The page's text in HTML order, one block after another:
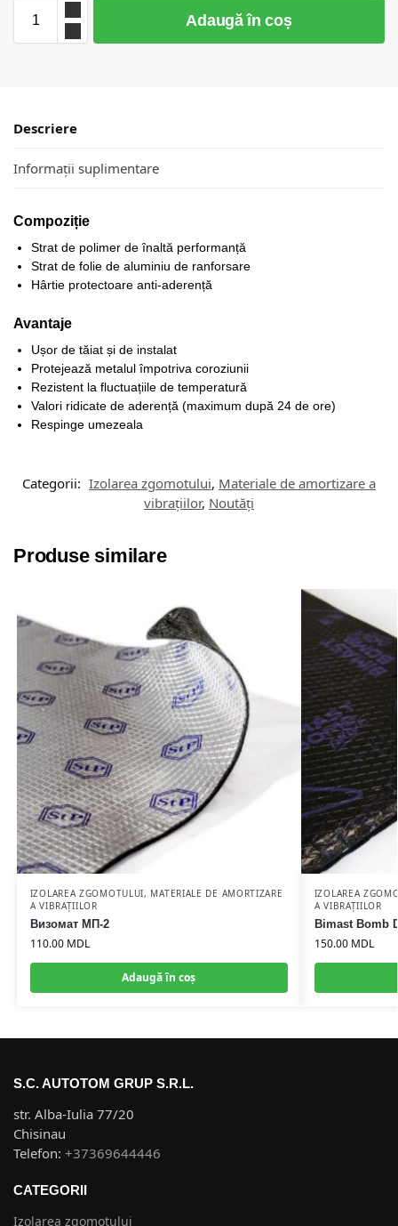
Adaugă în coș
Descriere
Informații suplimentare
Compoziție
Strat de polimer de înaltă performanță
Strat de folie de aluminiu de ranforsare
Hârtie protectoare anti-aderență
Avantaje
Ușor de tăiat și de instalat
Protejează metalul împotriva coroziunii
Rezistent la fluctuațiile de temperatură
Valori ridicate de aderență (maximum după 24 de ore)
Respinge umezeala
Categorii: Izolarea zgomotului, Materiale de amortizare a
vibrațiilor, Noutăți
Produse similare
IZOLAREA ZGOMOTULUI, MATERIALE DE AMORTIZARE
A VIBRAȚIILOR
Визомат МП-2
110.00 MDL
Adaugă în coș
IZOLAREA
A VIBRAȚIILOR
Bimast Bomb
150.00 MDL
S.C. AUTOTOM GRUP S.R.L.
str. Alba-Iulia 77/20
Chisinau
Telefon: +37369644446
CATEGORII
Izolarea zgomotului